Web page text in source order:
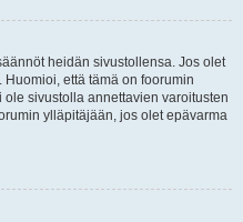
heidän sivustollensa. Jos olet
että tämä on foorumin
sivustolla annettavien varoitusten
ylläpitäjään, jos olet epävarma